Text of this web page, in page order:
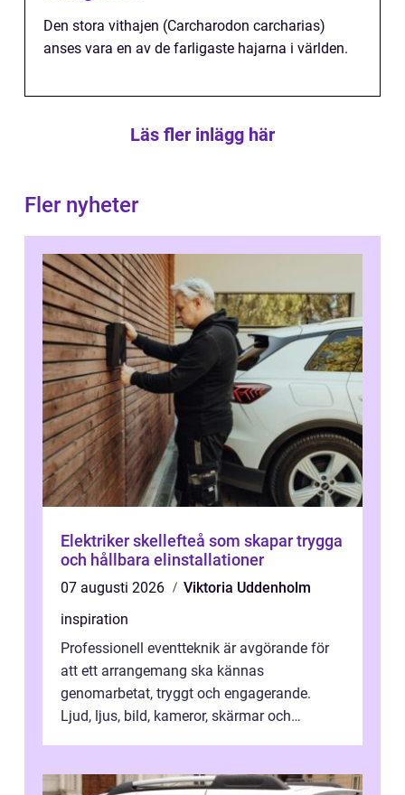
Den stora vithajen (Carcharodon carcharias)
anses vara en av de farligaste hajarna i världen.
Läs fler inlägg här
Fler nyheter
Elektriker skellefteå som skapar trygga
och hållbara elinstallationer
07 augusti 2026
Viktoria Uddenholm
inspiration
Professionell eventteknik är avgörande för
att ett arrangemang ska kännas
genomarbetat, tryggt och engagerande.
Ljud, ljus, bild, kameror, skärmar och